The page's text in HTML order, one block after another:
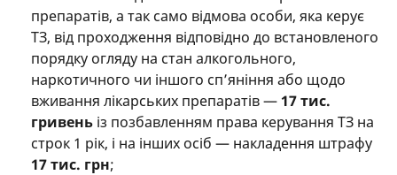
препаратів, а так само відмова особи, яка керує
ТЗ, від проходження відповідно до встановленого
порядку огляду на стан алкогольного,
наркотичного чи іншого сп’яніння або щодо
вживання лікарських препаратів — 17 тис.
гривень із позбавленням права керування ТЗ на
строк 1 рік, і на інших осіб — накладення штрафу
17 тис. грн;